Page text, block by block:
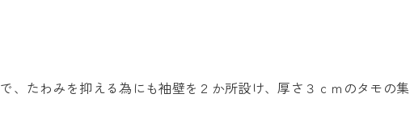
、たわみを抑える為にも袖壁を２か所設け、厚さ３ｃｍのタモの集